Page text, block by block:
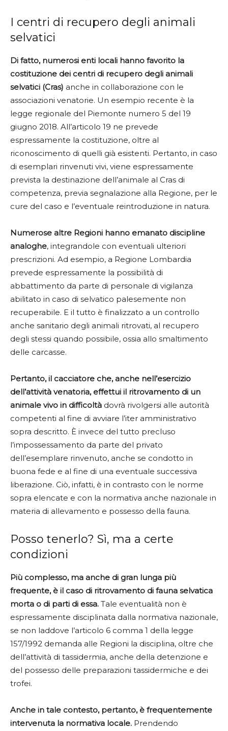
I centri di recupero degli animali
selvatici
Di fatto, numerosi enti locali hanno favorito la
costituzione dei centri di recupero degli animali
selvatici (Cras) anche in collaborazione con le
associazioni venatorie. Un esempio recente è la
legge regionale del Piemonte numero 5 del 19
giugno 2018. All’articolo 19 ne prevede
espressamente la costituzione, oltre al
riconoscimento di quelli già esistenti. Pertanto, in caso
di esemplari rinvenuti vivi, viene espressamente
prevista la destinazione dell’animale al Cras di
competenza, previa segnalazione alla Regione, per le
cure del caso e l’eventuale reintroduzione in natura.
Numerose altre Regioni hanno emanato discipline
analoghe, integrandole con eventuali ulteriori
prescrizioni. Ad esempio, a Regione Lombardia
prevede espressamente la possibilità di
abbattimento da parte di personale di vigilanza
abilitato in caso di selvatico palesemente non
recuperabile. E il tutto è finalizzato a un controllo
anche sanitario degli animali ritrovati, al recupero
degli stessi quando possibile, ossia allo smaltimento
delle carcasse.
Pertanto, il cacciatore che, anche nell’esercizio
dell’attività venatoria, effettui il ritrovamento di un
animale vivo in difficoltà dovrà rivolgersi alle autorità
competenti al fine di avviare l’iter amministrativo
sopra descritto. È invece del tutto precluso
l’impossessamento da parte del privato
dell’esemplare rinvenuto, anche se condotto in
buona fede e al fine di una eventuale successiva
liberazione. Ciò, infatti, è in contrasto con le norme
sopra elencate e con la normativa anche nazionale in
materia di allevamento e possesso della fauna.
Posso tenerlo? Sì, ma a certe
condizioni
Più complesso, ma anche di gran lunga più
frequente, è il caso di ritrovamento di fauna selvatica
morta o di parti di essa. Tale eventualità non è
espressamente disciplinata dalla normativa nazionale,
se non laddove l’articolo 6 comma 1 della legge
157/1992 demanda alle Regioni la disciplina, oltre che
dell’attività di tassidermia, anche della detenzione e
del possesso delle preparazioni tassidermiche e dei
trofei.
Anche in tale contesto, pertanto, è frequentemente
intervenuta la normativa locale. Prendendo